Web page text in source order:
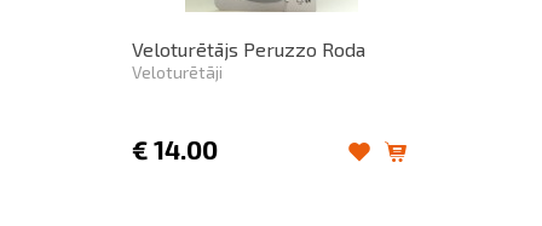
Veloturētājs Peruzzo Roda
Veloturētāji
€ 14.00